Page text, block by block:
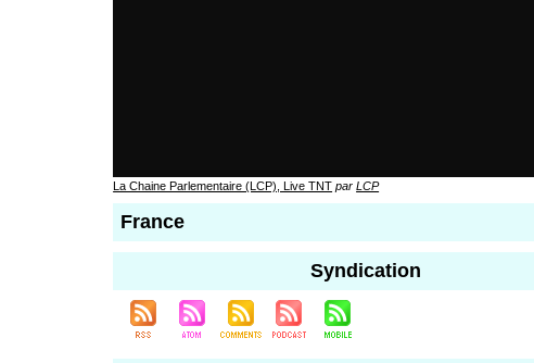
La Chaine Parlementaire (LCP), Live TNT parLCP
France
Syndication